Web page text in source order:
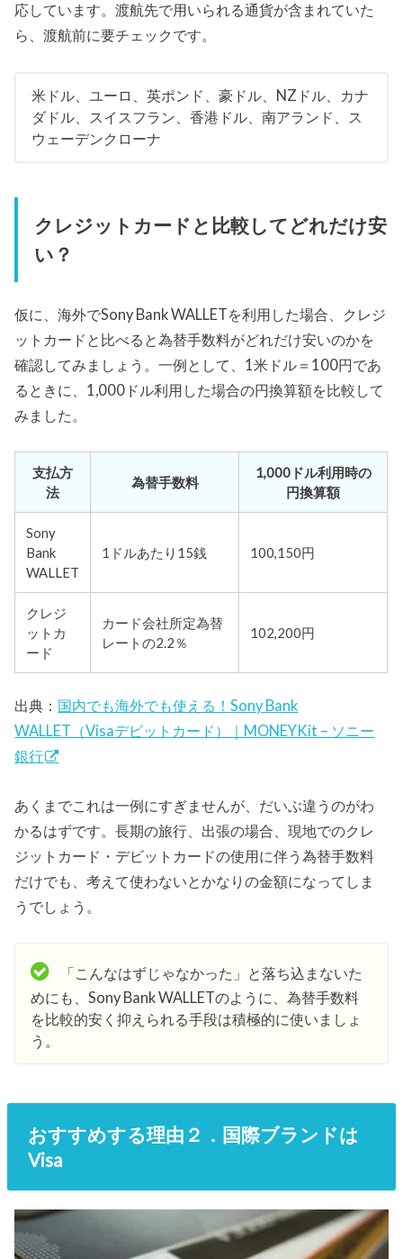
応しています。渡航先で用いられる通貨が含まれていた
ら、渡航前に要チェックです。
米ドル、ユーロ、英ポンド、豪ドル、NZドル、カナ
ダドル、スイスフラン、香港ドル、南アランド、ス
ウェーデンクローナ
クレジットカードと比較してどれだけ安
い？
仮に、海外でSony Bank WALLETを利用した場合、クレジ
ットカードと比べると為替手数料がどれだけ安いのかを
確認してみましょう。一例として、1米ドル＝100円であ
るときに、1,000ドル利用した場合の円換算額を比較して
みました。
支払方
法
為替手数料
1,000ドル利用時の
円換算額
Sony
Bank
WALLET
1ドルあたり15銭 100,150円
クレジ
ットカ
ード
カード会社所定為替
レートの2.2％
102,200円
出典： 国内でも海外でも使える！Sony Bank
WALLET（Visaデビットカード）｜MONEYKit – ソニー
銀行
あくまでこれは一例にすぎませんが、だいぶ違うのがわ
かるはずです。長期の旅行、出張の場合、現地でのクレ
ジットカード・デビットカードの使用に伴う為替手数料
だけでも、考えて使わないとかなりの金額になってしま
うでしょう。
「こんなはずじゃなかった」と落ち込まないた
めにも、Sony Bank WALLETのように、為替手数料
を比較的安く抑えられる手段は積極的に使いましょ
う。
おすすめする理由２．国際ブランドは
Visa